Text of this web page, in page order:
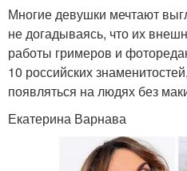
Многие девушки мечтают
не догадываясь, что их
работы гримеров и
10 российских
появляться на людях без
Екатерина Варнава